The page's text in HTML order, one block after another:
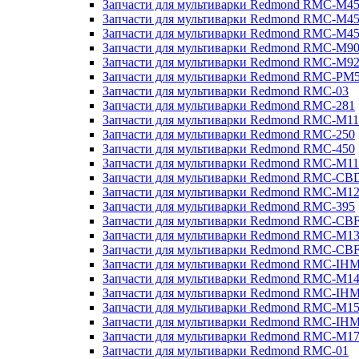
Запчасти для мультиварки Redmond RMC-
Запчасти для мультиварки Redmond RMC-
Запчасти для мультиварки Redmond RMC-
Запчасти для мультиварки Redmond RMC-M90
Запчасти для мультиварки Redmond RMC-
Запчасти для мультиварки Redmond RMC-
Запчасти для мультиварки Redmond RMC-03
Запчасти для мультиварки Redmond RMC-281
Запчасти для мультиварки Redmond RMC-M11
Запчасти для мультиварки Redmond RMC-250
Запчасти для мультиварки Redmond RMC-450
Запчасти для мультиварки Redmond RMC-
Запчасти для мультиварки Redmond RMC-
Запчасти для мультиварки Redmond RMC-M12
Запчасти для мультиварки Redmond RMC-395
Запчасти для мультиварки Redmond RMC-
Запчасти для мультиварки Redmond RMC-M13
Запчасти для мультиварки Redmond RMC-
Запчасти для мультиварки Redmond RMC-
Запчасти для мультиварки Redmond RMC-
Запчасти для мультиварки Redmond RMC-
Запчасти для мультиварки Redmond RMC-
Запчасти для мультиварки Redmond RMC-
Запчасти для мультиварки Redmond RMC-
Запчасти для мультиварки Redmond RMC-01